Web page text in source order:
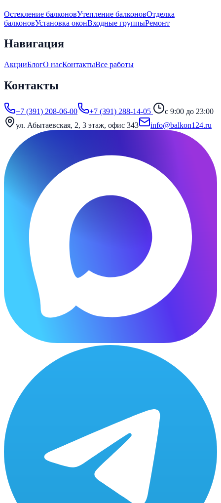
Остекление балконовУтепление балконовОтделка
балконовУстановка оконВходные группыРемонт
Навигация
АкцииБлогО насКонтактыВсе работы
Контакты
+7 (391) 208-06-00 +7 (391) 288-14-05
с 9:00 до 23:00
ул. Абытаевская, 2, 3 этаж, офис 343
info@balkon124.ru